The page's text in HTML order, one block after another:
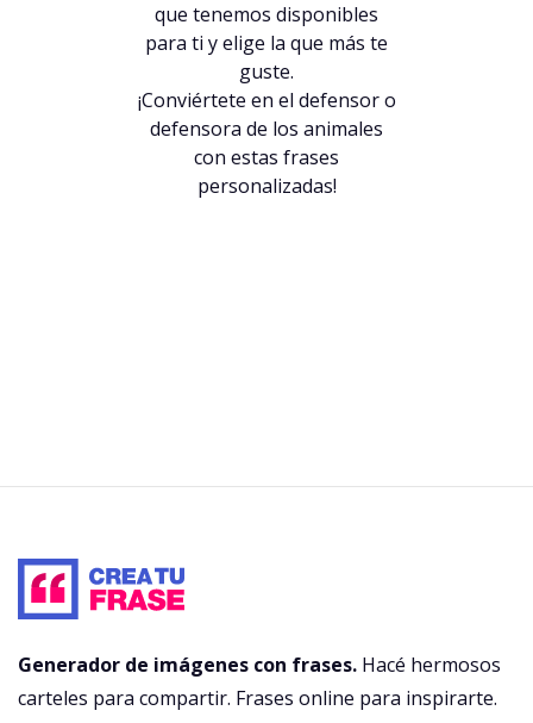
que tenemos disponibles
para ti y elige la que más te
guste.
¡Conviértete en el defensor o
defensora de los animales
con estas frases
personalizadas!
Generador de imágenes con frases. Hacé hermosos
carteles para compartir. Frases online para inspirarte.